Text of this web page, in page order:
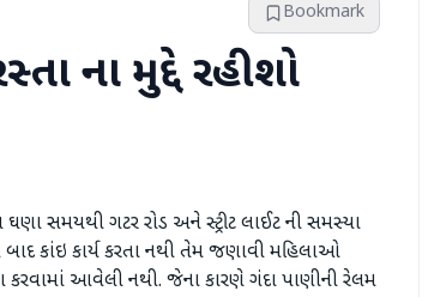
Bookmark
ના મુદ્દે રહીશો
સમયથી ગટર રોડ અને સ્ટ્રીટ લાઈટ ની સમસ્યા
કાંઇ કાર્ય કરતા નથી તેમ જણાવી મહિલાઓ
આવેલી નથી. જેના કારણે ગંદા પાણીની રેલમ